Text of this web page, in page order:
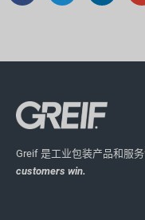
Greif 是工业包装产品和服
customers win.